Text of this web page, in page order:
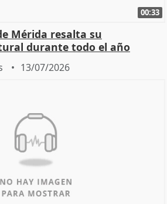
00:33
Mérida resalta su
durante todo el año
13/07/2026